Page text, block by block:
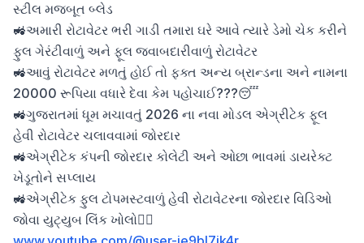
સ્ટીલ મજબૂત બ્લેડ
🚜અમારી રોટાવેટર ભરી ગાડી તમારા ઘરે આવે ત્યારે ડેમો ચેક કરીને
ફુલ ગેરંટીવાળું અને ફૂલ જવાબદારીવાળું રોટાવેટર
🚜આવું રોટાવેટર મળતું હોઈ તો ફક્ત અન્ય બ્રાન્ડના અને નામના
20000 રૂપિયા વધારે દેવા કેમ પહોચાઈ???😴
🚜ગુજરાતમાં ધૂમ મચાવતું 2026 ના નવા મોડલ એગ્રીટેક ફૂલ
હેવી રોટાવેટર ચલાવવામાં જોરદાર
🚜એગ્રીટેક કંપની જોરદાર કોલેટી અને ઓછા ભાવમાં ડાયરેક્ટ
ખેડૂતોને સપ્લાય
🚜એગ્રીટેક ફુલ ટોપમસ્ટવાળું હેવી રોટાવેટરના જોરદાર વિડિઓ